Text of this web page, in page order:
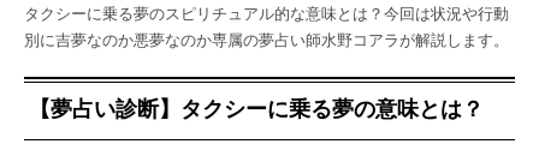
タクシーに乗る夢のスピリチュアル的な意味とは？今回は状況や行動
別に吉夢なのか悪夢なのか専属の夢占い師水野コアラが解説します。
【夢占い診断】タクシーに乗る夢の意味とは？